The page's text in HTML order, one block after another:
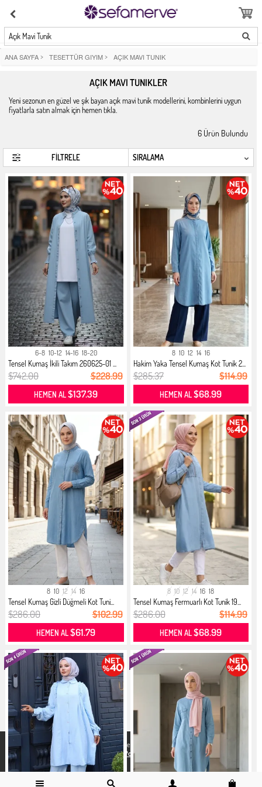
Daha iyi bir alisveris deneyimi icin yasal düzenlemelere uygun çerezler
kullanıyoruz. Detaylı bilgiye
Gizlilik ve Çerez Politikası
sayfamızdan
erişebilirsiniz.
Açık Mavi Tunik
ANA SAYFA > TESETTÜR GIYIM > AÇIK MAVI TUNIK
AÇIK MAVI TUNIKLER
Yeni sezonun en güzel ve şık bayan açık mavi tunik modellerini, kombinlerini uygun
fiyatlarla satın almak için hemen tıkla.
6 Ürün Bulundu
FİLTRELE
6-8 10-12 14-16 18-20
Tensel Kumaş İkili Takım 260625-01 ...
$742.00 $228.99
HEMEN AL$137.39
8 10 12 14 16
Hakim Yaka Tensel Kumaş Kot Tunik 2...
$285.37 $114.99
HEMEN AL$68.99
8 10 12 14 16
Tensel Kumaş Gizli Düğmeli Kot Tuni...
$286.00 $102.99
HEMEN AL$61.79
8 10 12 14 16 18
Tensel Kumaş Fermuarlı Kot Tunik 19...
$286.00 $114.99
HEMEN AL$68.99